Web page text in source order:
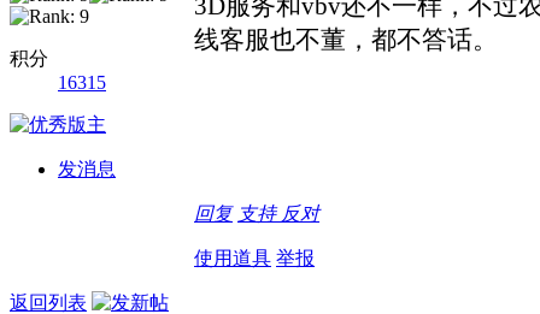
积分
16315
发消息
3D服务和vbv还不一样，不过
线客服也不董，都不答话。
回复 支持 反对
使用道具 举报
返回列表